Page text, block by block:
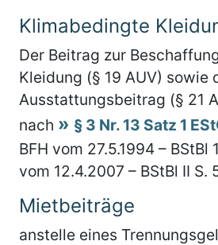
Klimabedingte
Der Beitrag zur
Kleidung (§ 19 AUV) sowie
Ausstattungsbeitrag (§ 21
nach
§ 3 Nr. 13 Satz 1
BFH vom 27.5.1994 – BStBl
vom 12.4.2007 – BStBl II S.
Mietbeiträge
anstelle eines